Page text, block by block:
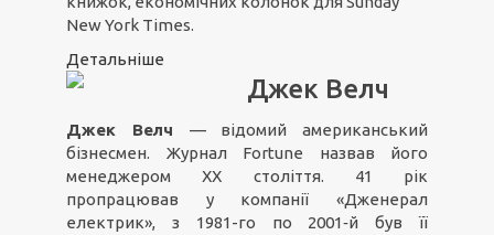
New York Times.
Детальніше
Джек Велч
Джек Велч — відомий американський
бізнесмен. Журнал Fortune назвав його
менеджером ХХ століття. 41 рік
пропрацював у компанії «Дженерал
електрик», з 1981-го по 2001‑й був її